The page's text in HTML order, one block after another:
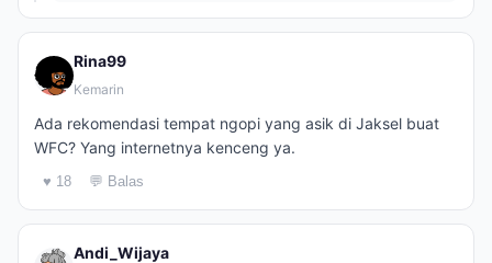
Rina99
Kemarin
Ada rekomendasi tempat ngopi yang asik di Jaksel buat
WFC? Yang internetnya kenceng ya.
♥ 18 💬 Balas
Andi_Wijaya